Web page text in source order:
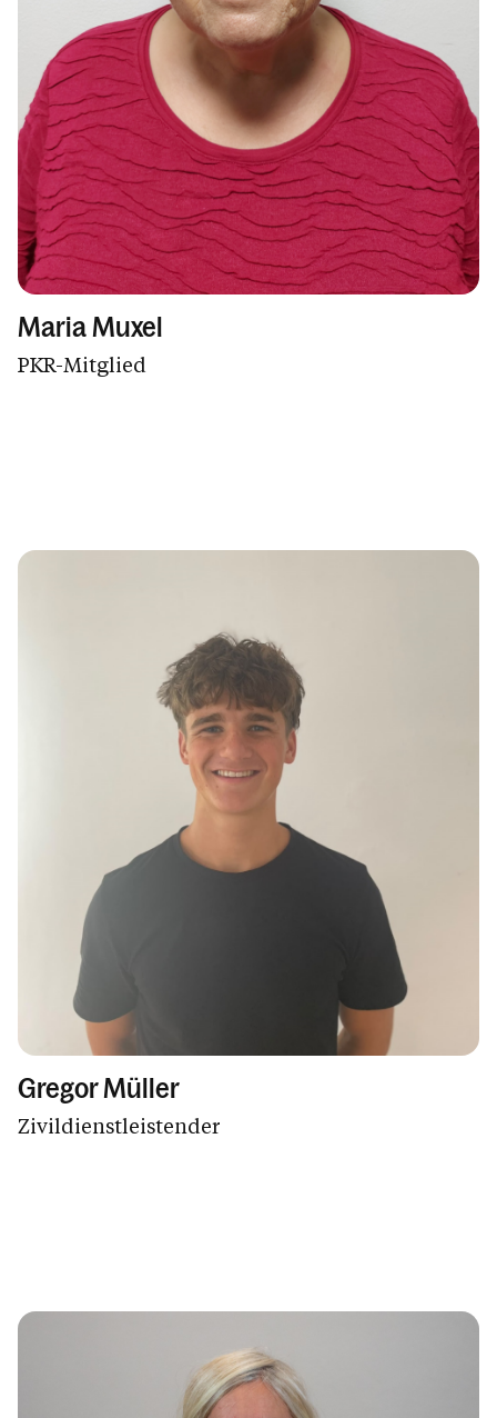
Maria Muxel
PKR-Mitglied
Gregor Müller
Zivildienstleistender